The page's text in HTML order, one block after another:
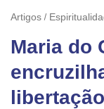
Artigos
Maria do